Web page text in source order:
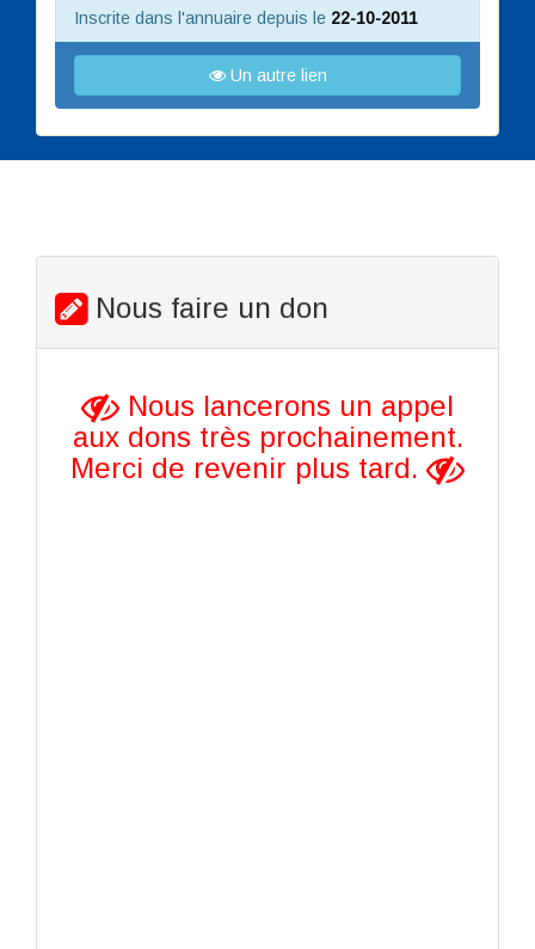
Inscrite dans l'annuaire depuis le 22-10-2011
Un autre lien
Nous faire un don
Nous lancerons un appel
aux dons très prochainement.
Merci de revenir plus tard.